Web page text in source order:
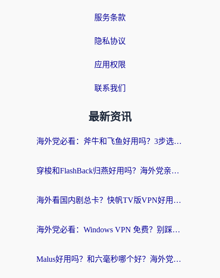
服务条款
隐私协议
应用权限
联系我们
最新资讯
海外党必看：斧牛和飞鱼好用吗？3步选对回国加速器，无缝刷剧玩国服
穿梭和FlashBack归燕好用吗？海外党亲测3款热门回国加速器，教你选对不踩坑
海外看国内剧总卡？快帆TV版VPN好用吗？和快滚VPN对比哪个回国效果更好？
海外党必看：Windows VPN 免费？别踩坑！教你选对好用的国内加速器无缝回国
Malus好用吗？和六毫秒哪个好？海外党选回国加速器的避坑指南